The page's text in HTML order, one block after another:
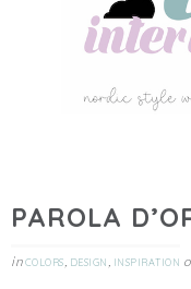
PAROLA
inCOLORS, DESIGN , INSPIRATION